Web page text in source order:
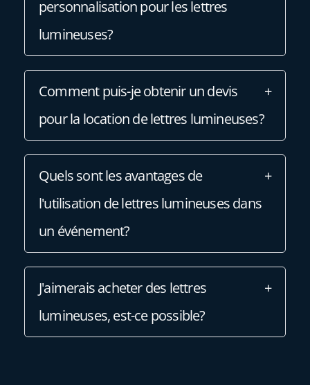
personnalisation pour les lettres
lumineuses?
Comment puis-je obtenir un devis
pour la location de lettres lumineuses?
Quels sont les avantages de
l'utilisation de lettres lumineuses dans
un événement?
J'aimerais acheter des lettres
lumineuses, est-ce possible?